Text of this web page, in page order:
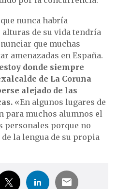
nunca habría
alturas de su vida tendría
que muchas
amenazadas en España.
donde siempre
de La Coruña
alejado de las
«En algunos lugares de
para muchos alumnos el
personales porque no
la lengua de su propia